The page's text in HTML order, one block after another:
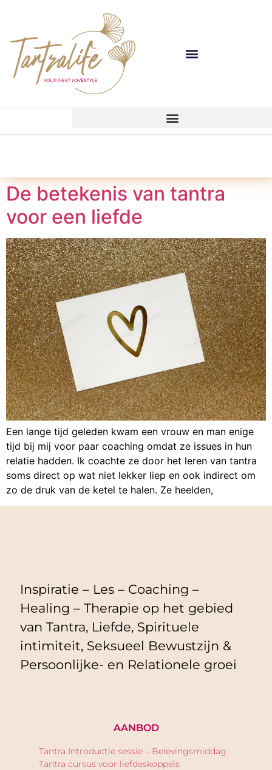
De betekenis van tantra
voor een liefde
Een lange tijd geleden kwam een vrouw en man enige
tijd bij mij voor paar coaching omdat ze issues in hun
relatie hadden. Ik coachte ze door het leren van tantra
soms direct op wat niet lekker liep en ook indirect om
zo de druk van de ketel te halen. Ze heelden,
Inspiratie – Les – Coaching –
Healing – Therapie op het gebied
van Tantra, Liefde, Spirituele
intimiteit, Seksueel Bewustzijn &
Persoonlijke- en Relationele groei
AANBOD
Tantra Introductie sessie – Belevingsmiddag
Tantra cursus voor liefdeskoppels